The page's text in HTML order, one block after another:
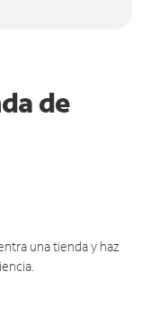
de
una tienda y haz